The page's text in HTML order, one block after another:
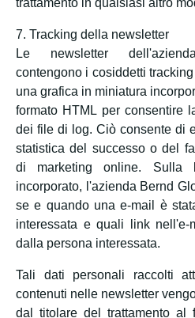
trattamento in qualsiasi altro
7. Tracking della newsletter
Le newsletter
contengono i cosiddetti
una grafica in miniatura
formato HTML per consentire
dei file di log. Ciò consente di
statistica del successo o del
di marketing online. Sulla
incorporato, l'azienda Bernd
se e quando una e-mail è
interessata e quali link nell'e-
dalla persona interessata.
Tali dati personali raccolti
contenuti nelle newsletter
dal titolare del trattamento al